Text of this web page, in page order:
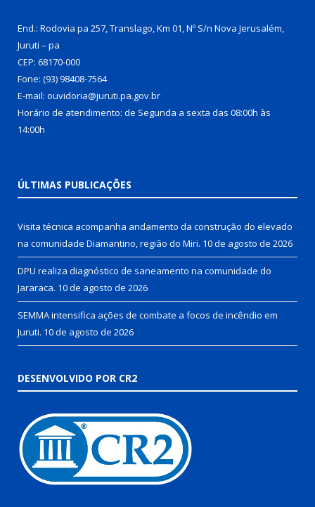
End.: Rodovia pa 257, Translago, Km 01, Nº S/n Nova Jerusalém,
Juruti – pa
CEP: 68170-000
Fone: (93) 98408-7564
E-mail: ouvidoria@juruti.pa.gov.br
Horário de atendimento: de Segunda a sexta das 08:00h às
14:00h
ÚLTIMAS PUBLICAÇÕES
Visita técnica acompanha andamento da construção do elevado
na comunidade Diamantino, região do Miri. 10 de agosto de 2026
DPU realiza diagnóstico de saneamento na comunidade do
Jararaca. 10 de agosto de 2026
SEMMA intensifica ações de combate a focos de incêndio em
Juruti. 10 de agosto de 2026
DESENVOLVIDO POR CR2